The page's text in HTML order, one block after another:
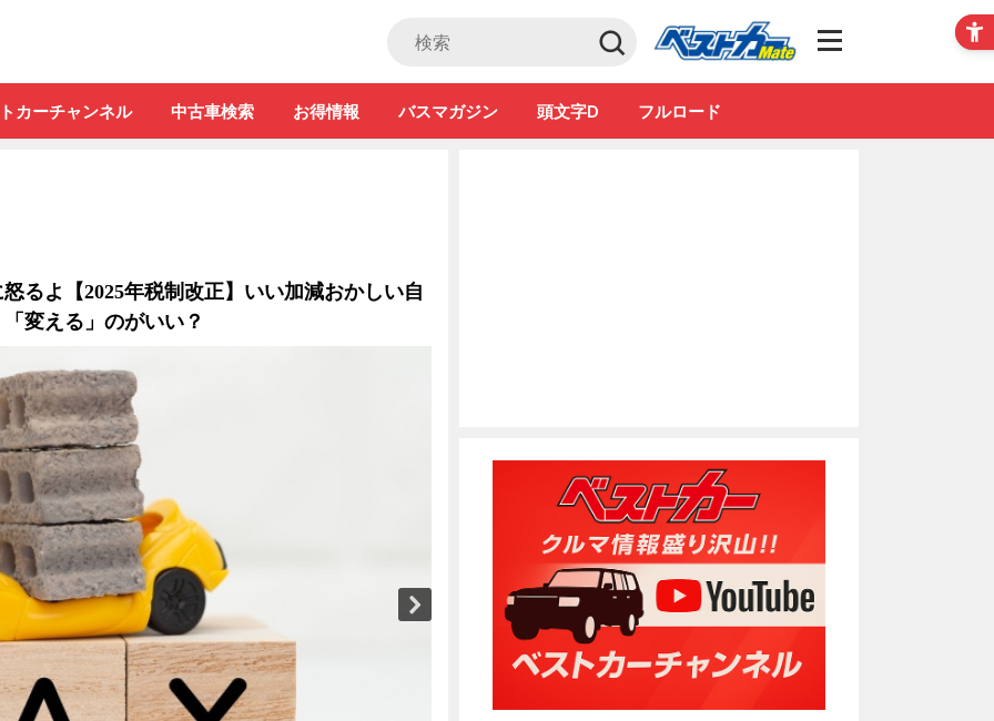
Club
カーチャンネル 中古車検索 お得情報 バスマガジン 頭文字D フルロード
るよ【2025年税制改正】いい加減おかしい自
変える」のがいい？